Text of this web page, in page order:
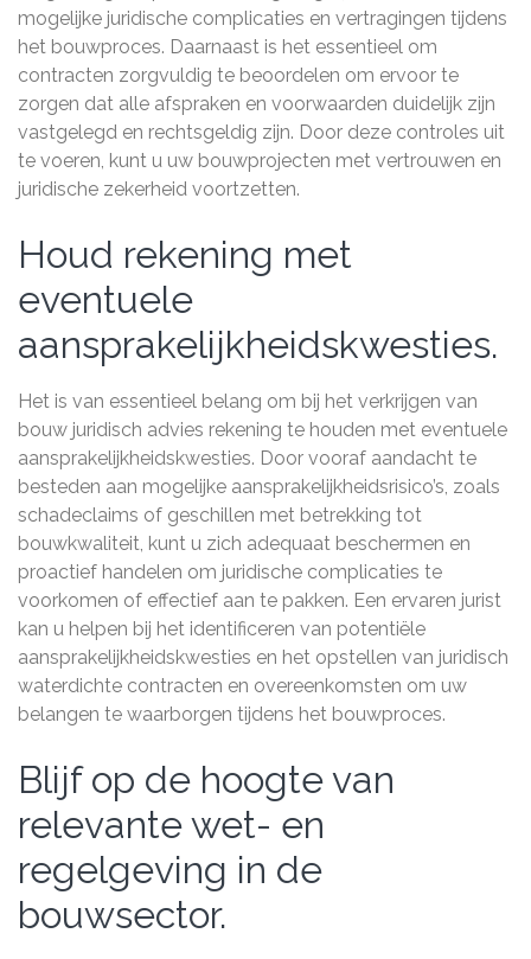
mogelijke juridische complicaties en vertragingen tijdens
het bouwproces. Daarnaast is het essentieel om
contracten zorgvuldig te beoordelen om ervoor te
zorgen dat alle afspraken en voorwaarden duidelijk zijn
vastgelegd en rechtsgeldig zijn. Door deze controles uit
te voeren, kunt u uw bouwprojecten met vertrouwen en
juridische zekerheid voortzetten.
Houd rekening met
eventuele
aansprakelijkheidskwesties.
Het is van essentieel belang om bij het verkrijgen van
bouw juridisch advies rekening te houden met eventuele
aansprakelijkheidskwesties. Door vooraf aandacht te
besteden aan mogelijke aansprakelijkheidsrisico’s, zoals
schadeclaims of geschillen met betrekking tot
bouwkwaliteit, kunt u zich adequaat beschermen en
proactief handelen om juridische complicaties te
voorkomen of effectief aan te pakken. Een ervaren jurist
kan u helpen bij het identificeren van potentiële
aansprakelijkheidskwesties en het opstellen van juridisch
waterdichte contracten en overeenkomsten om uw
belangen te waarborgen tijdens het bouwproces.
Blijf op de hoogte van
relevante wet- en
regelgeving in de
bouwsector.